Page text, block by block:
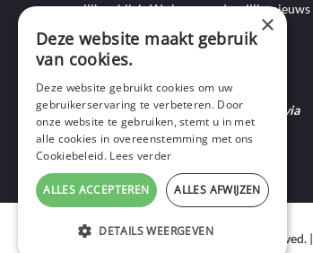
mogelijk publiek. We brengen dagelijks nieuws
aan de hand van artikels, foto-, audio- en
videoverslagen, interviews, reportages en
commentaarstukken.
Heb je nieuws te melden? Contacteer ons via
mail of bel ons op 0495-69 32 72.
Copyright © 2020 Ninof Media. All Rights Reserved. |
×
Deze website maakt gebruik
van cookies.
Deze website gebruikt cookies om uw
gebruikerservaring te verbeteren. Door
onze website te gebruiken, stemt u in met
alle cookies in overeenstemming met ons
Cookiebeleid. Lees verder
ALLES ACCEPTEREN ALLES AFWIJZEN
DETAILS WEERGEVEN